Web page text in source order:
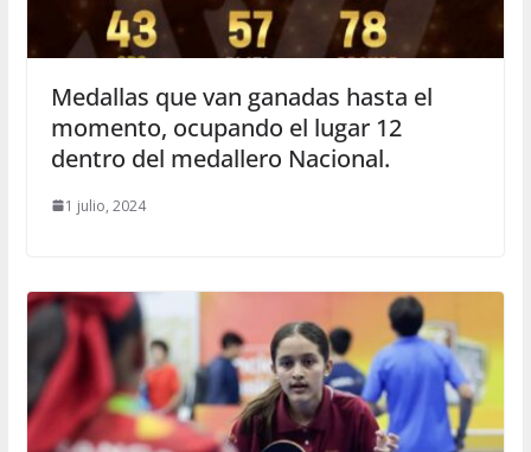
Medallas que van ganadas hasta el
momento, ocupando el lugar 12
dentro del medallero Nacional.
1 julio, 2024